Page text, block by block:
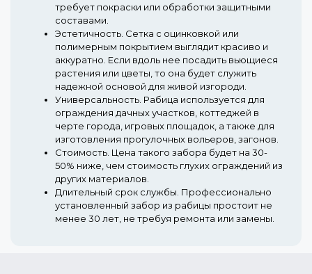
требует покраски или обработки защитными
составами.
Эстетичность. Сетка с оцинковкой или
полимерным покрытием выглядит красиво и
аккуратно. Если вдоль нее посадить вьющиеся
растения или цветы, то она будет служить
надежной основой для живой изгороди.
Универсальность. Рабица используется для
ограждения дачных участков, коттеджей в
черте города, игровых площадок, а также для
изготовления прогулочных вольеров, загонов.
Стоимость. Цена такого забора будет на 30-
50% ниже, чем стоимость глухих ограждений из
других материалов.
Длительный срок службы. Профессионально
установленный забор из рабицы простоит не
менее 30 лет, не требуя ремонта или замены.